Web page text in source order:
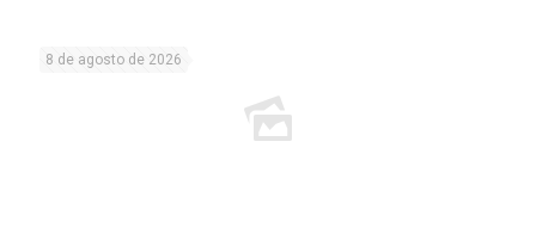
8 de agosto de 2026